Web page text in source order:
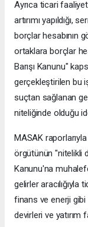
Ayrıca ticari
artırımı yapıldığı,
borçlar hesabının
ortaklara borçlar
Barışı Kanunu"
gerçekleştirilen bu
suçtan sağlanan
niteliğinde olduğu
MASAK
örgütünün "nitelikli
Kanunu'na
gelirler
finans ve enerji gibi
devirleri ve